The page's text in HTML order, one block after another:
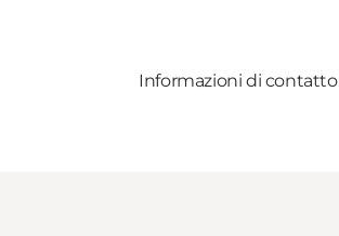
Informazioni di contatto